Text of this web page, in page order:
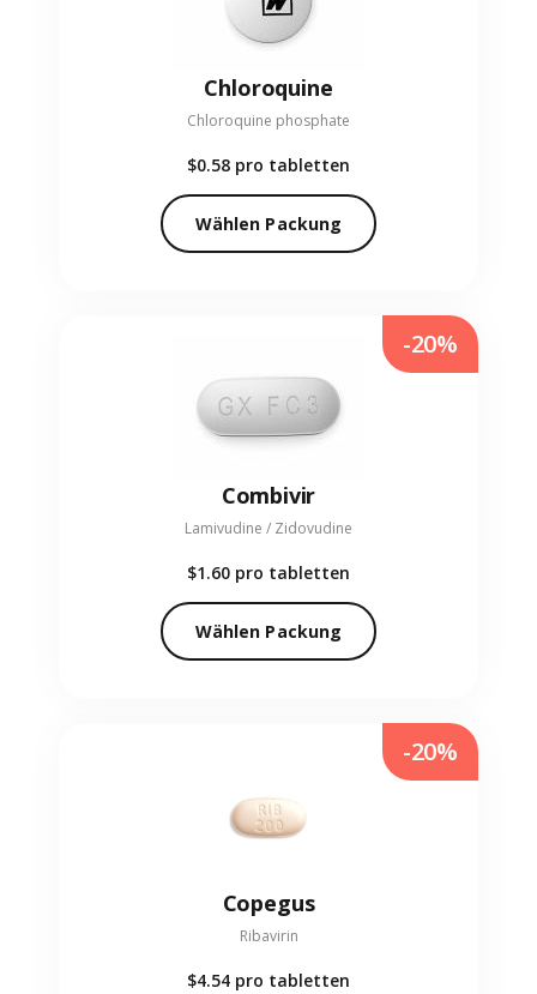
Chloroquine
Chloroquine phosphate
$0.58 pro tabletten
Wählen Packung
Combivir
Lamivudine / Zidovudine
$1.60 pro tabletten
Wählen Packung
-20%
Copegus
Ribavirin
$4.54 pro tabletten
-20%